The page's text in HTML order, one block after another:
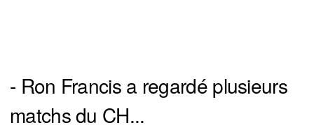
- Ron Francis a regardé plusieurs
matchs du CH...